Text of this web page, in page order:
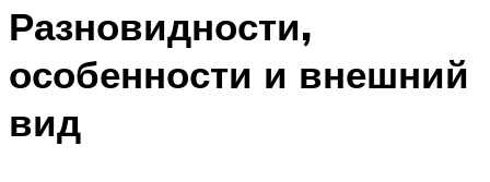
Разновидности,
особенности и внешний
вид